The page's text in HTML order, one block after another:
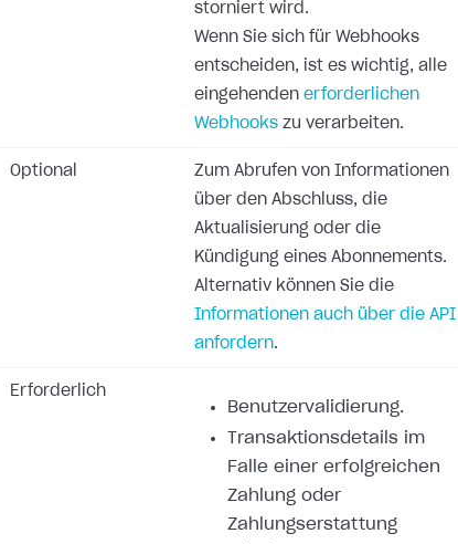
storniert wird.
Wenn Sie sich für Webhooks
entscheiden, ist es wichtig, alle
eingehenden erforderlichen
Webhooks zu verarbeiten.
Optional
Zum Abrufen von Informationen
über den Abschluss, die
Aktualisierung oder die
Kündigung eines Abonnements.
Alternativ können Sie die
Informationen auch über die API
anfordern.
Erforderlich
Benutzervalidierung.
Transaktionsdetails im
Falle einer erfolgreichen
Zahlung oder
Zahlungserstattung